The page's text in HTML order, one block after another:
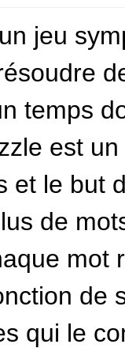
jeu
temps
est
et le but
de
mot
de
qui le